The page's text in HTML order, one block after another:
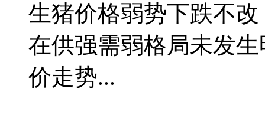
生猪价格弱势下跌不
在供强需弱格局未发
价走势...